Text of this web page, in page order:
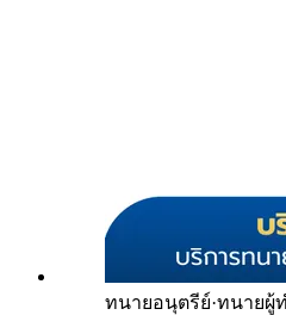
ทนายอนุตรีย์·ทนายผู้